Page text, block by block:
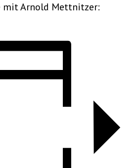
mit Arnold Mettnitzer: